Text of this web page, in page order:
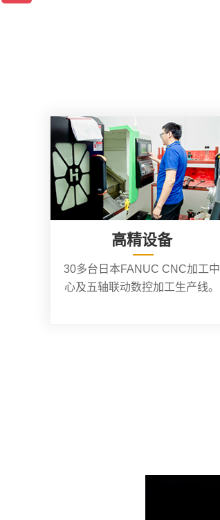
高精设备
30多台日本FANUC CNC加工中
心及五轴联动数控加工生产线。